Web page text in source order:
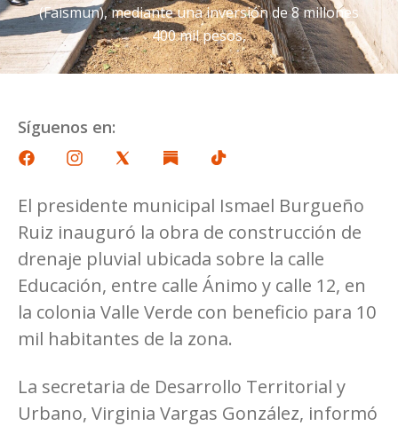
(Faismun), mediante una inversión de 8 millones
400 mil pesos,
Síguenos en:
El presidente municipal Ismael Burgueño
Ruiz inauguró la obra de construcción de
drenaje pluvial ubicada sobre la calle
Educación, entre calle Ánimo y calle 12, en
la colonia Valle Verde con beneficio para 10
mil habitantes de la zona.
La secretaria de Desarrollo Territorial y
Urbano, Virginia Vargas González, informó